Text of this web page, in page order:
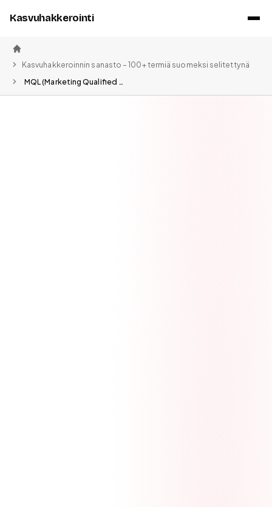
Kasvuhakkerointi
Etusivu
Kasvuhakkeroinnin sanasto – 100+ termiä suomeksi selitettynä
MQL (Marketing Qualified Lead) – Markkinoinnin kvalifioima liidi